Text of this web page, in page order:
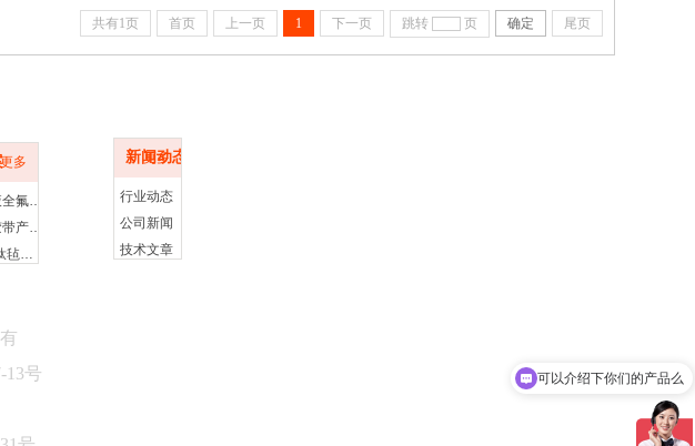
共有1页 首页 上一页 1 下一页 跳转 页 确定 尾页
更多
Nafion溶液全氟磺酸型聚合物分散液-Nafion全氟树脂溶液
氢气检测胶带产品介绍
钛毡简介-钛毡水电解
新闻动态
更多
行业动态
公司新闻
技术文章
13号
可以介绍下你们的产品么